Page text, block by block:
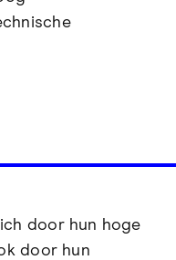
door hun hoge
door hun